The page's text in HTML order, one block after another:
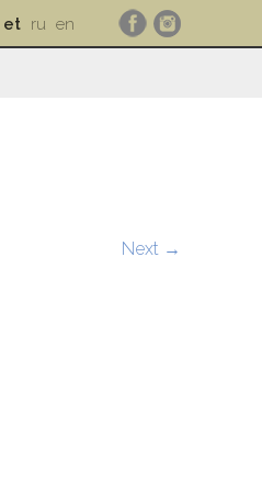
et ru en
Next →